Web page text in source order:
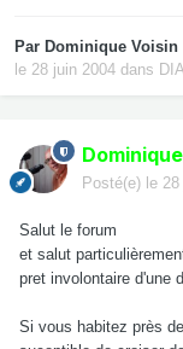
Par Dominique Voisin
le 28 juin 2004 dans
Posté(e) le
Salut le forum
et salut
pret involontaire d'une
Si vous habitez près